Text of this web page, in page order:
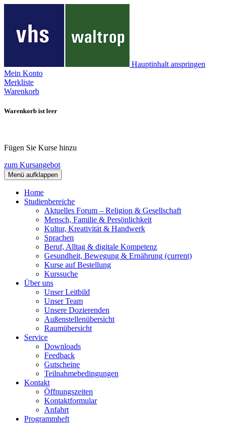
Hauptinhalt anspringen
Mein Konto
Merkliste
Warenkorb
Warenkorb ist leer
Fügen Sie Kurse hinzu
zum Kursangebot
Menü aufklappen
Home
Studienbereiche
Aktuelles Forum – Religion & Gesellschaft
Mensch, Familie & Persönlichkeit
Kultur, Kreativität & Handwerk
Sprachen
Beruf, Alltag & digitale Kompetenz
Gesundheit, Bewegung & Ernährung (current)
Kurse auf Bestellung
Kurssuche
Über uns
Unser Leitbild
Unser Team
Unsere Dozierenden
Außenstellenübersicht
Raumübersicht
Service
Downloads
Feedback
Gutscheine
Teilnahmebedingungen
Kontakt
Öffnungszeiten
Kontaktformular
Anfahrt
Programmheft